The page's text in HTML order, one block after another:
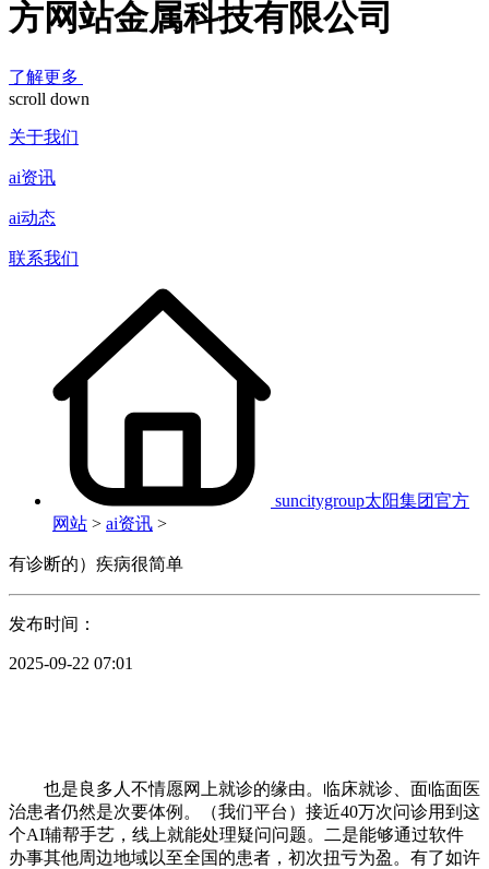
方网站金属科技有限公司
了解更多
scroll down
关于我们
ai资讯
ai动态
联系我们
suncitygroup太阳集团官方
网站 > ai资讯 >
有诊断的）疾病很简单
发布时间：
2025-09-22 07:01
也是良多人不情愿网上就诊的缘由。临床就诊、面临面医
治患者仍然是次要体例。（我们平台）接近40万次问诊用到这
个AI辅帮手艺，线上就能处理疑问问题。二是能够通过软件
办事其他周边地域以至全国的患者，初次扭亏为盈。有了如许